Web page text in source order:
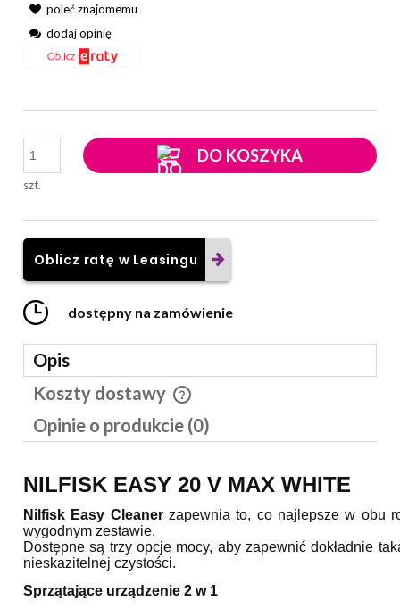
poleć znajomemu
dodaj opinię
szt.
DO KOSZYKA
Oblicz ratę w Leasingu
dostępny na zamówienie
Opis
Koszty dostawy
Cena nie zawiera ewentualnych kosztów płatności
Opinie o produkcie (0)
NILFISK EASY 20 V MAX WHITE
Nilfisk Easy Cleanerzapewnia to, co najlepsze w obu
wygodnym zestawie.
Dostępne są trzy opcje mocy, aby zapewnić dokładnie
nieskazitelnej czystości.
Sprzątające urządzenie 2 w 1